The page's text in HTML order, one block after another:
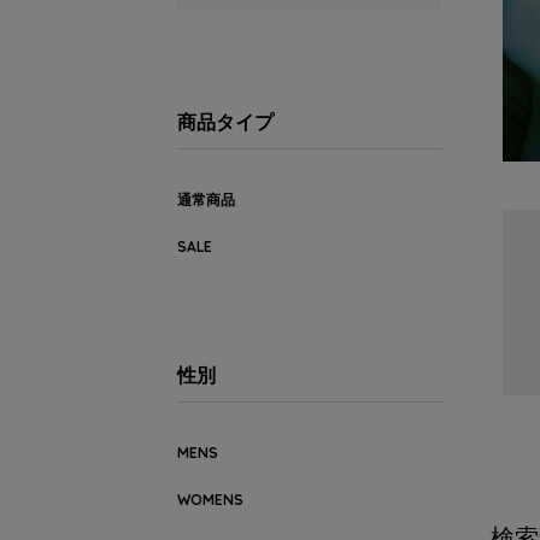
商品タイプ
通常商品
SALE
性別
MENS
WOMENS